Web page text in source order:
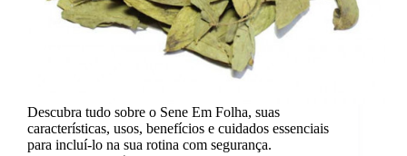
Descubra tudo sobre o Sene Em Folha, suas
características, usos, benefícios e cuidados essenciais
para incluí-lo na sua rotina com segurança.